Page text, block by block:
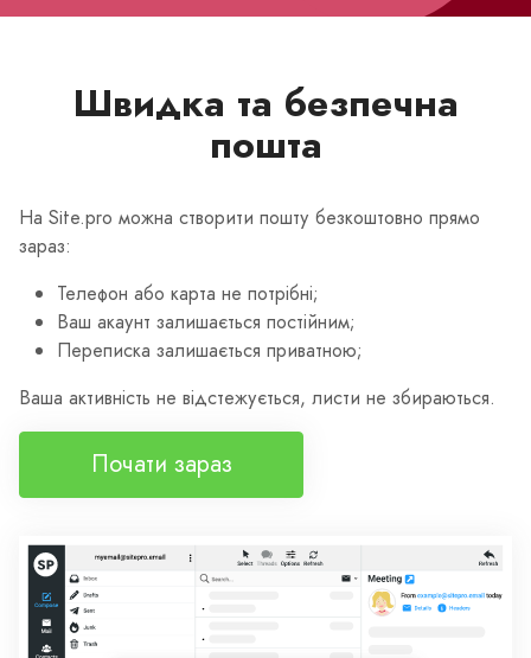
Швидка та безпечна
пошта
На Site.pro можна створити пошту безкоштовно прямо
зараз:
Телефон або карта не потрібні;
Ваш акаунт залишається постійним;
Переписка залишається приватною;
Ваша активність не відстежується, листи не збираються.
Почати зараз